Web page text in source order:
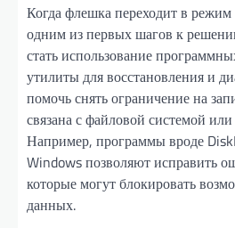
Когда флешка переходит в режим
одним из первых шагов к
стать использование
утилиты для восстановления и
помочь снять ограничение на
связана с файловой системой
Например, программы вроде
Windows позволяют исправить
которые могут блокировать
данных.